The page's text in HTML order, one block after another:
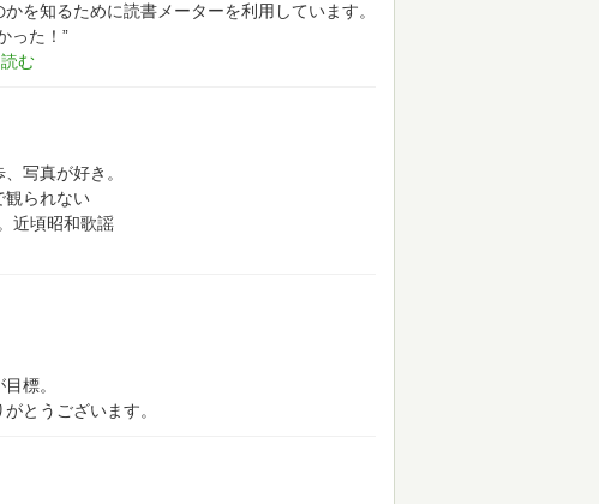
を知るために読書メーターを利用しています。
った！”
写真が好き。
観られない
近頃昭和歌謡
標。
とうございます。